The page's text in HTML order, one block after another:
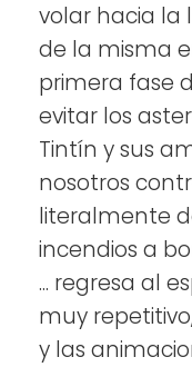
volar hacia la
de la misma
primera fase
evitar los
Tintín y sus
nosotros
literalmente
incendios a
... regresa al
muy
y las